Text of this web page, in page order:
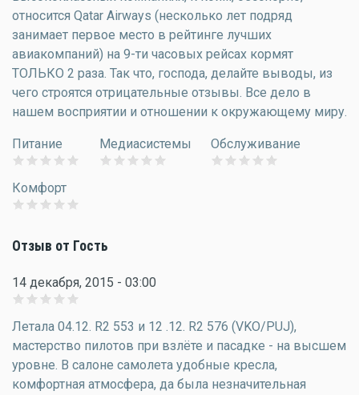
относится Qatar Airways (несколько лет подряд
занимает первое место в рейтинге лучших
авиакомпаний) на 9-ти часовых рейсах кормят
ТОЛЬКО 2 раза. Так что, господа, делайте выводы, из
чего строятся отрицательные отзывы. Все дело в
нашем восприятии и отношении к окружающему миру.
Питание Медиасистемы Обслуживание
Комфорт
Отзыв от Гость
14 декабря, 2015 - 03:00
Летала 04.12. R2 553 и 12 .12. R2 576 (VKO/PUJ),
мастерство пилотов при взлёте и пасадке - на высшем
уровне. В салоне самолета удобные кресла,
комфортная атмосфера, да была незначительная